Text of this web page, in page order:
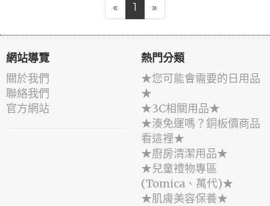
« 1 »
網站導覽
關於我們
聯絡我們
官方網站
熱門分類
★您可能會需要的日用品
★
★3C相關用品★
★湊免運嗎？銅板價商品
看這裡★
★廚房清潔用品★
★兒童禮物專區
(Tomica、萬代)★
★肌膚美容保養★